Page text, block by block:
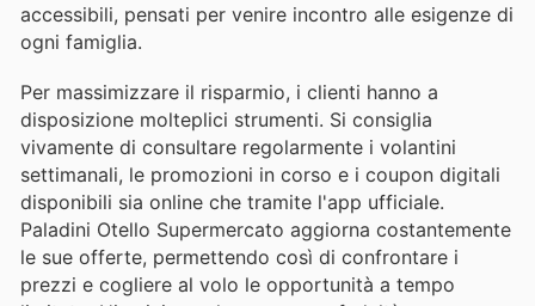
accessibili, pensati per venire incontro alle esigenze di
ogni famiglia.
Per massimizzare il risparmio, i clienti hanno a
disposizione molteplici strumenti. Si consiglia
vivamente di consultare regolarmente i volantini
settimanali, le promozioni in corso e i coupon digitali
disponibili sia online che tramite l'app ufficiale.
Paladini Otello Supermercato aggiorna costantemente
le sue offerte, permettendo così di confrontare i
prezzi e cogliere al volo le opportunità a tempo